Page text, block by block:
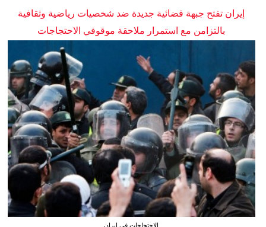
إيران تفتح جبهة قضائية جديدة ضد شخصيات رياضية وثقافية
بالتزامن مع استمرار ملاحقة موقوفي الاحتجاجات
الاحتجاجات في إيران